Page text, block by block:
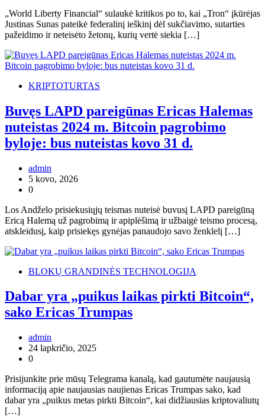
„World Liberty Financial“ sulaukė kritikos po to, kai „Tron“ įkūrėjas
Justinas Sunas pateikė federalinį ieškinį dėl sukčiavimo, sutarties
pažeidimo ir neteisėto žetonų, kurių vertė siekia […]
KRIPTOTURTAS
Buvęs LAPD pareigūnas Ericas Halemas
nuteistas 2024 m. Bitcoin pagrobimo
byloje: bus nuteistas kovo 31 d.
admin
5 kovo, 2026
0
Los Andželo prisiekusiųjų teismas nuteisė buvusį LAPD pareigūną
Ericą Halemą už pagrobimą ir apiplėšimą ir užbaigė teismo procesą,
atskleidusį, kaip prisiekęs gynėjas panaudojo savo ženklelį […]
BLOKŲ GRANDINĖS TECHNOLOGIJA
Dabar yra „puikus laikas pirkti Bitcoin“,
sako Ericas Trumpas
admin
24 lapkričio, 2025
0
Prisijunkite prie mūsų Telegrama kanalą, kad gautumėte naujausią
informaciją apie naujausias naujienas Ericas Trumpas sako, kad
dabar yra „puikus metas pirkti Bitcoin“, kai didžiausias kriptovaliutų
[…]